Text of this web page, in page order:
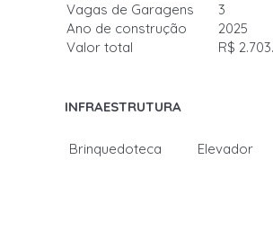
Vagas de Garagens
3
Ano de construção
2025
Valor total
R$
INFRAESTRUTURA
Brinquedoteca Elevador